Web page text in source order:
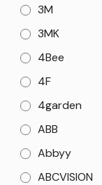
3M
3MK
4Bee
4F
4garden
ABB
Abbyy
ABCVISION